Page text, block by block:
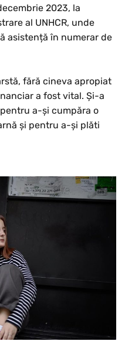
2023, la
al UNHCR, unde
asistență în numerar de
fără cineva apropiat
a fost vital. Și-a
a-și cumpăra o
și pentru a-și plăti